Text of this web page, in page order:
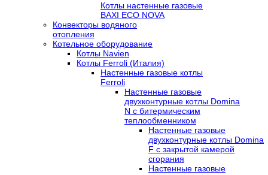
Котлы настенные газовые
BAXI ECO NOVA
Конвекторы водяного
отопления
Котельное оборудование
Котлы Navien
Котлы Ferroli (Италия)
Настенные газовые котлы
Ferroli
Настенные газовые
двухконтурные котлы Domina
N с битермическим
теплообменником
Настенные газовые
двухконтурные котлы Domina
F с закрытой камерой
сгорания
Настенные газовые